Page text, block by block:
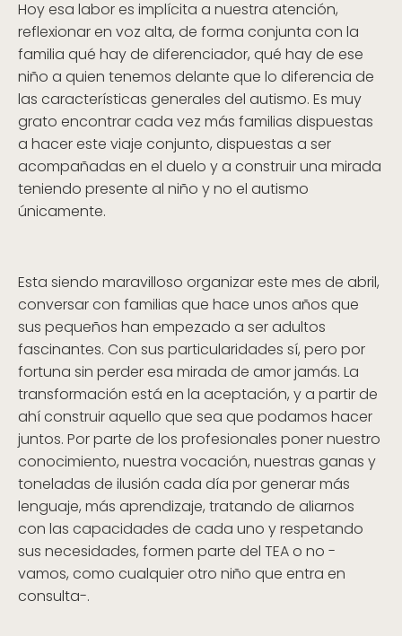
Hoy esa labor es implícita a nuestra atención,
reflexionar en voz alta, de forma conjunta con la
familia qué hay de diferenciador, qué hay de ese
niño a quien tenemos delante que lo diferencia de
las características generales del autismo. Es muy
grato encontrar cada vez más familias dispuestas
a hacer este viaje conjunto, dispuestas a ser
acompañadas en el duelo y a construir una mirada
teniendo presente al niño y no el autismo
únicamente.
Esta siendo maravilloso organizar este mes de abril,
conversar con familias que hace unos años que
sus pequeños han empezado a ser adultos
fascinantes. Con sus particularidades sí, pero por
fortuna sin perder esa mirada de amor jamás. La
transformación está en la aceptación, y a partir de
ahí construir aquello que sea que podamos hacer
juntos. Por parte de los profesionales poner nuestro
conocimiento, nuestra vocación, nuestras ganas y
toneladas de ilusión cada día por generar más
lenguaje, más aprendizaje, tratando de aliarnos
con las capacidades de cada uno y respetando
sus necesidades, formen parte del TEA o no -
vamos, como cualquier otro niño que entra en
consulta-.